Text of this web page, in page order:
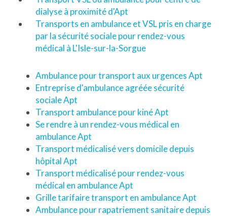
dialyse à proximité d'Apt
Transports en ambulance et VSL pris en charge
par la sécurité sociale pour rendez-vous
médical à L'Isle-sur-la-Sorgue
Ambulance pour transport aux urgences Apt
Entreprise d'ambulance agréée sécurité
sociale Apt
Transport ambulance pour kiné Apt
Se rendre à un rendez-vous médical en
ambulance Apt
Transport médicalisé vers domicile depuis
hôpital Apt
Transport médicalisé pour rendez-vous
médical en ambulance Apt
Grille tarifaire transport en ambulance Apt
Ambulance pour rapatriement sanitaire depuis